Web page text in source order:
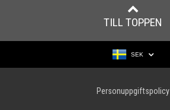
TILL TOPPEN
SEK
Personuppgiftspolicy